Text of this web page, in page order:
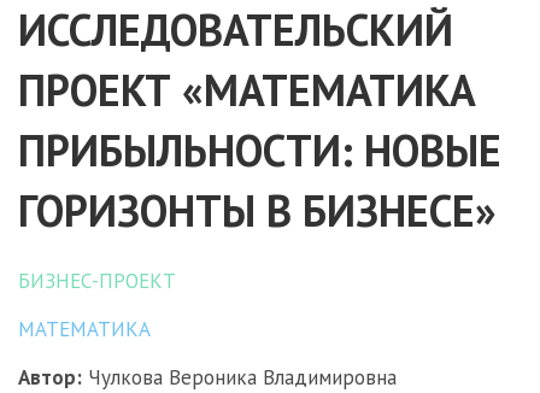
ИССЛЕДОВАТЕЛЬСКИЙ
ПРОЕКТ «МАТЕМАТИКА
ПРИБЫЛЬНОСТИ: НОВЫЕ
ГОРИЗОНТЫ В БИЗНЕСЕ»
БИЗНЕС-ПРОЕКТ
МАТЕМАТИКА
Автор: Чулкова Вероника Владимировна